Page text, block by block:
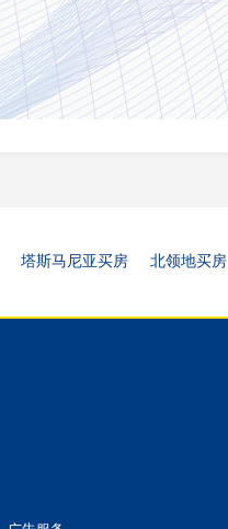
塔斯马尼亚买房 北领地买房